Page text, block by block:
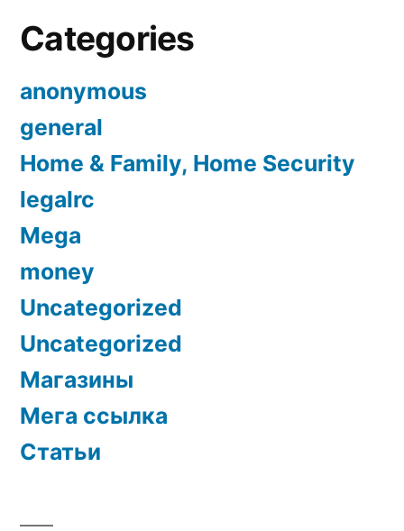
Categories
anonymous
general
Home & Family, Home Security
legalrc
Mega
money
Uncategorized
Uncategorized
Магазины
Мега ссылка
Статьи